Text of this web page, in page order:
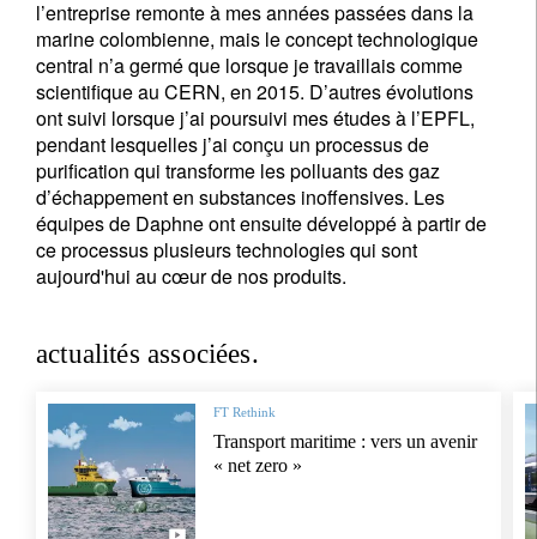
l’entreprise remonte à mes années passées dans la
marine colombienne, mais le concept technologique
central n’a germé que lorsque je travaillais comme
scientifique au CERN, en 2015. D’autres évolutions
ont suivi lorsque j’ai poursuivi mes études à l’EPFL,
pendant lesquelles j’ai conçu un processus de
purification qui transforme les polluants des gaz
d’échappement en substances inoffensives. Les
équipes de Daphne ont ensuite développé à partir de
ce processus plusieurs technologies qui sont
aujourd'hui au cœur de nos produits.
actualités associées.
FT Rethink
Transport maritime : vers un avenir
« net zero »